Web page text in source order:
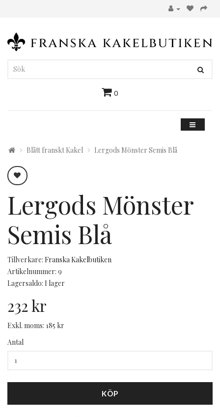
0
Blått franskt Kakel Lergods Mönster Semis Blå
Lergods Mönster
Semis Blå
Tillverkare: Franska Kakelbutiken
Artikelnummer: 9
Lagersaldo: I lager
232 kr
Exkl. moms: 185 kr
Antal
KÖP